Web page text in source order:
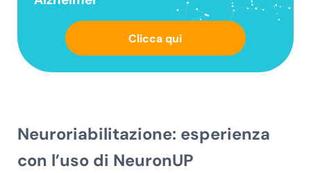
Clicca qui
Neuroriabilitazione: esperienza
con l’uso di NeuronUP